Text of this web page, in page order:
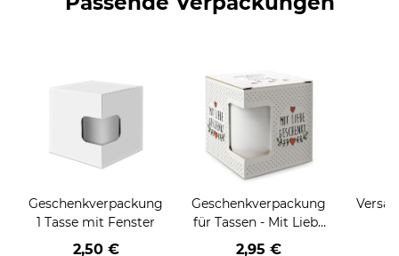
Geschenkverpackung
1 Tasse mit Fenster
2,50 €
Geschenkverpackung
für Tassen - Mit Liebe
geschenkt
2,95 €